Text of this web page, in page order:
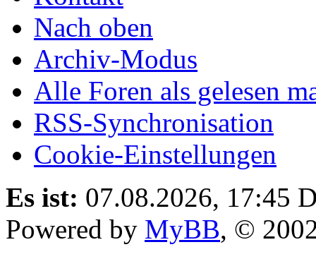
Nach oben
Archiv-Modus
Alle Foren als gelesen
RSS-Synchronisation
Cookie-Einstellungen
Es ist: 07.08.2026, 17:45
Powered by MyBB, ©